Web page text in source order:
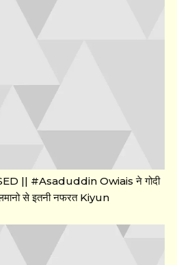
|| #Asaduddin Owiais ने गोदी
से इतनी नफरत Kiyun